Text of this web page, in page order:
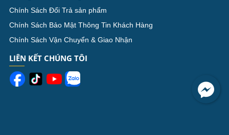
Chính Sách Đổi Trả sản phẩm
Chính Sách Bảo Mật Thông Tin Khách Hàng
Chính Sách Vận Chuyển & Giao Nhận
LIÊN KẾT CHÚNG TÔI